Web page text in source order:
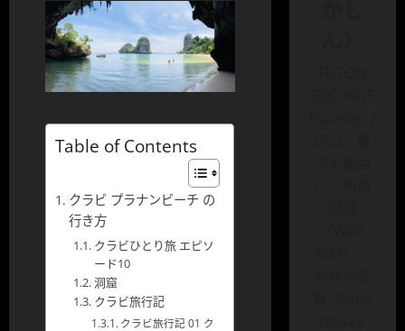
Table of Contents
クラビ プラナンビーチ の
行き方
クラビひとり旅 エピソ
ード10
洞窟
クラビ旅行記
クラビ旅行記 01 ク